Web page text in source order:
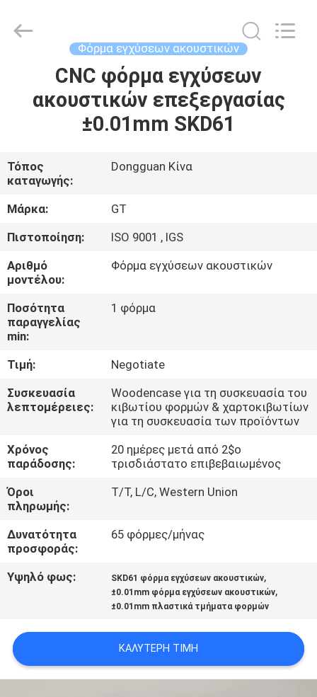
ΠΡΟΪΌΝΤΑ
ΠΕΡΊΠΟΥ
ΕΜΕΊΣ
ΓΎΡΟΣ
ΕΡΓΟΣΤΑΣΊΩΝ
ΠΟΙΟΤΙΚΌΣ
ΈΛΕΓΧΟΣ
ΜΑΣ
ΕΛΆΤΕ
ΕΠΑΦΉ
ΜΕ
ΕΙΔΉΣΕΙΣ
ΖΗΤΉΣΤΕ
ΈΝΑ
ΑΠΌΣΠΑΣΜΑ
SITEMAP
MOULD
FACTORY.
Φόρμα εγχύσεων ακουστικών
CNC φόρμα εγχύσεων
ακουστικών επεξεργασίας
±0.01mm SKD61
Τόπος
καταγωγής:
Dongguan Κίνα
Μάρκα:
GT
Πιστοποίηση:
ISO 9001 , IGS
Αριθμό
μοντέλου:
Φόρμα εγχύσεων ακουστικών
Ποσότητα
παραγγελίας
min:
1 φόρμα
Τιμή:
Negotiate
Συσκευασία
λεπτομέρειες:
Woodencase για τη συσκευασία του
κιβωτίου φορμών & χαρτοκιβωτίων
για τη συσκευασία των προϊόντων
Χρόνος
παράδοσης:
20 ημέρες μετά από 2$ο
τρισδιάστατο επιβεβαιωμένος
Όροι
πληρωμής:
T/T, L/C, Western Union
Δυνατότητα
προσφοράς:
65 φόρμες/μήνας
Υψηλό φως: SKD61 φόρμα εγχύσεων ακουστικών,
±0.01mm φόρμα εγχύσεων ακουστικών,
±0.01mm πλαστικά τμήματα φορμών
ΚΑΛΎΤΕΡΗ ΤΙΜΉ